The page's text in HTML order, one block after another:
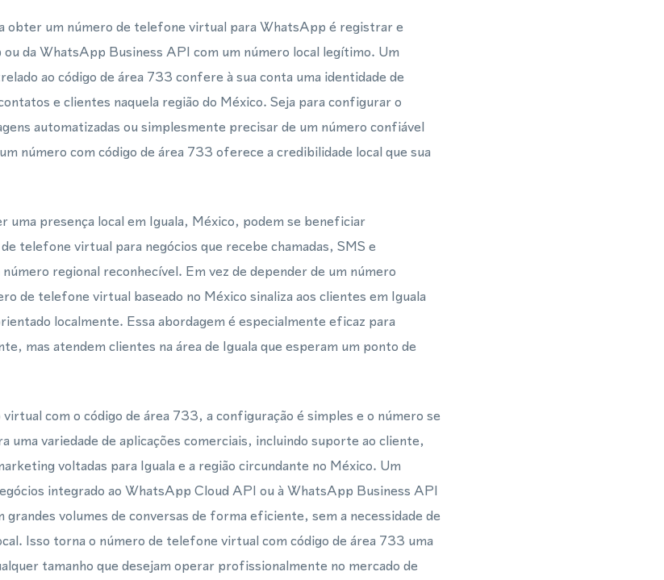
obter um número de telefone virtual para WhatsApp é registrar e
da WhatsApp Business API com um número local legítimo. Um
ao código de área 733 confere à sua conta uma identidade de
e clientes naquela região do México. Seja para configurar o
automatizadas ou simplesmente precisar de um número confiável
número com código de área 733 oferece a credibilidade local que sua
uma presença local em Iguala, México, podem se beneficiar
telefone virtual para negócios que recebe chamadas, SMS e
regional reconhecível. Em vez de depender de um número
de telefone virtual baseado no México sinaliza aos clientes em Iguala
localmente. Essa abordagem é especialmente eficaz para
mas atendem clientes na área de Iguala que esperam um ponto de
com o código de área 733, a configuração é simples e o número se
uma variedade de aplicações comerciais, incluindo suporte ao cliente,
voltadas para Iguala e a região circundante no México. Um
integrado ao WhatsApp Cloud API ou à WhatsApp Business API
volumes de conversas de forma eficiente, sem a necessidade de
Isso torna o número de telefone virtual com código de área 733 uma
tamanho que desejam operar profissionalmente no mercado de